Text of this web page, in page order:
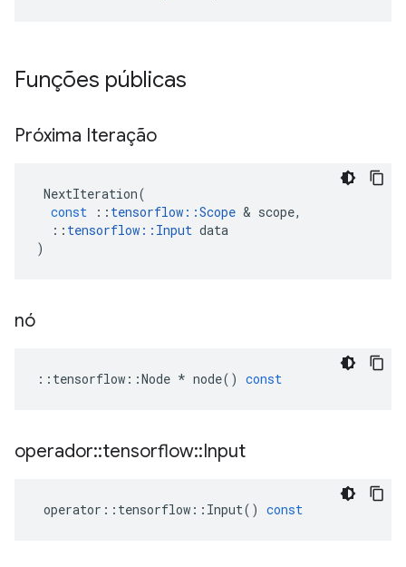
Funções públicas
Próxima Iteração
NextIteration(
const
:: tensorflow ::Scope & scope,
:: tensorflow :: Input data
)
nó
:: tensorflow ::Node * node() const
operador::tensorflow::Input
operator :: tensorflow :: Input() const